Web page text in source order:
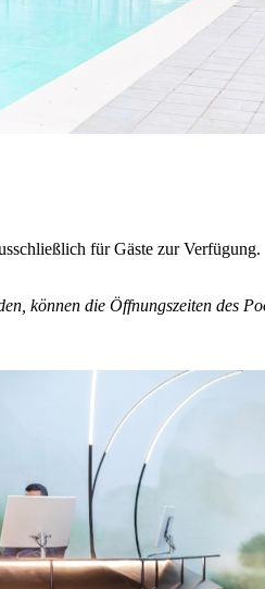
für Gäste zur Verfügung.
können die Öffnungszeiten des